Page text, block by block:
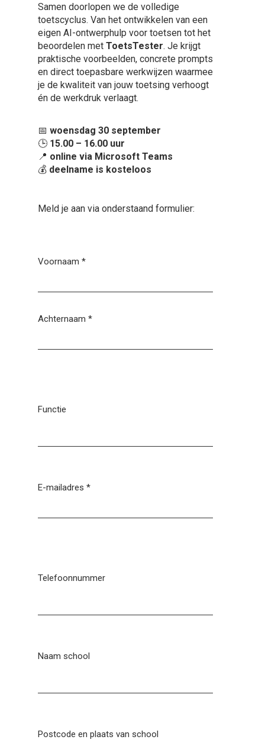
Samen doorlopen we de volledige
toetscyclus. Van het ontwikkelen van een
eigen AI-ontwerphulp voor toetsen tot het
beoordelen met ToetsTester. Je krijgt
praktische voorbeelden, concrete prompts
en direct toepasbare werkwijzen waarmee
je de kwaliteit van jouw toetsing verhoogt
én de werkdruk verlaagt.
📅 woensdag 30 september
🕒 15.00 – 16.00 uur
📍 online via Microsoft Teams
💰 deelname is kosteloos
Meld je aan via onderstaand formulier:
Voornaam *
Achternaam *
Functie
E-mailadres *
Telefoonnummer
Naam school
Postcode en plaats van school